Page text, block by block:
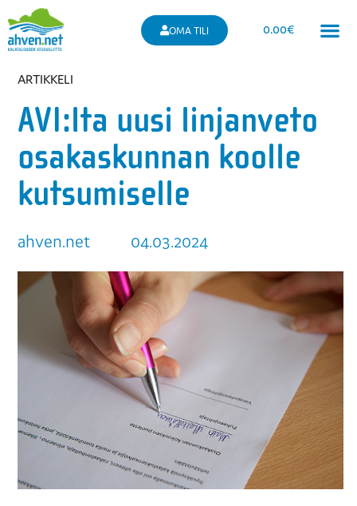
OMA TILI 0.00€
ARTIKKELI
AVI:lta uusi linjanveto
osakaskunnan koolle
kutsumiselle
ahven.net 04.03.2024